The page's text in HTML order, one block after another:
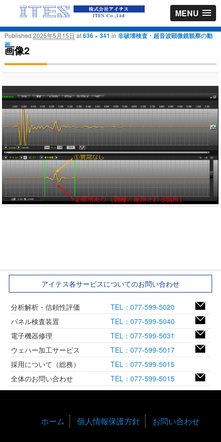
MENU
画像2
Published 2025年5月15日 at636 × 341 in 非破壊検査・超音波顕微鏡観察の動
画
アイテス各サービスについてのお問い合わせ
分析解析・信頼性評価
TEL：077-599-5020
パネル検査装置
TEL：077-599-5040
電子機器修理
TEL：077-599-5031
ウェハー加工サービス
TEL：077-599-5017
採用について（総務）
TEL：077-599-5015
全体のお問い合わせ
TEL：077-599-5015
ホーム 個人情報保護方針 お問い合わせ